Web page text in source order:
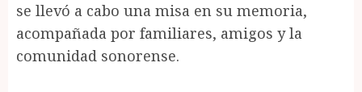
se llevó a cabo una misa en su memoria,
acompañada por familiares, amigos y la
comunidad sonorense.